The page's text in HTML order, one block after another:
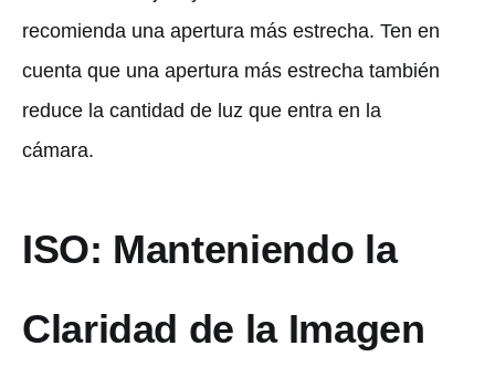
recomienda una apertura más estrecha. Ten en
cuenta que una apertura más estrecha también
reduce la cantidad de luz que entra en la
cámara.
ISO: Manteniendo la
Claridad de la Imagen